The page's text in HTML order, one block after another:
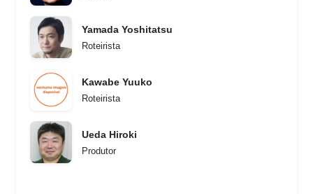
Yamada Yoshitatsu
Roteirista
Kawabe Yuuko
Roteirista
Ueda Hiroki
Produtor